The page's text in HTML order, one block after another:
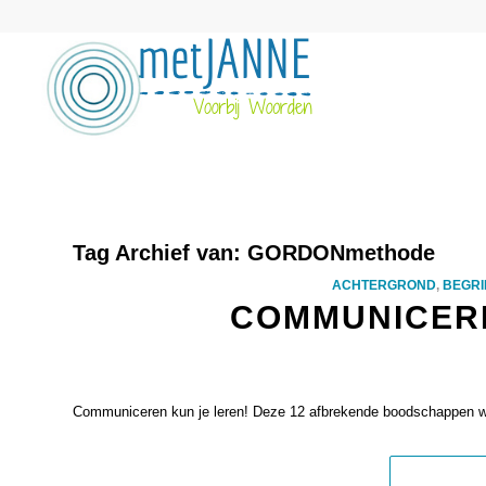
Tag Archief van: GORDONmethode
ACHTERGROND,
Communiceren kun je leren! Deze 12 afbrekende